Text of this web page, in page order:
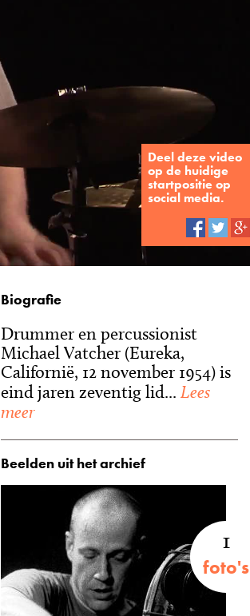
Deel deze video
op de huidige
startpositie op
social media.
Biografie
Drummer en percussionist
Michael Vatcher (Eureka,
Californië, 12 november 1954) is
eind jaren zeventig lid... Lees
meer
Beelden uit het archief
1
foto's